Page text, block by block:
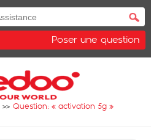
Poser une question
Question: « activation 5g »